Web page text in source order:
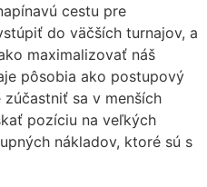
cestu pre
do väčších turnajov, a
maximalizovať náš
pôsobia ako postupový
sa v menších
pozíciu na veľkých
nákladov, ktoré sú s